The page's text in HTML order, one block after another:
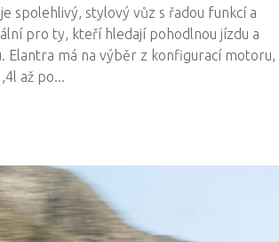
spolehlivý, stylový vůz s řadou funkcí a
pro ty, kteří hledají pohodlnou jízdu a
Elantra má na výběr z konfigurací motoru,
až po...